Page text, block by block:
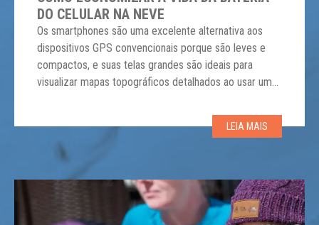
DO CELULAR NA NEVE
Os smartphones são uma excelente alternativa aos
dispositivos GPS convencionais porque são leves e
compactos, e suas telas grandes são ideais para
visualizar mapas topográficos detalhados ao usar um
esquiar, precisa considerar maneiras de conservar a
energia do aparelho para não acabar com ele
“apagado” […]
LEIA MAIS